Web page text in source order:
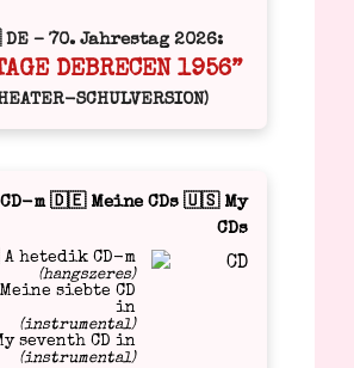
– 70. Jahrestag 2026:
DEBRECEN 1956”
SCHULVERSION)
m 🇩🇪 Meine CDs 🇺🇸 My
CDs
hetedik CD-m
(hangszeres)
siebte CD
in
(instrumental)
seventh CD in
(instrumental)